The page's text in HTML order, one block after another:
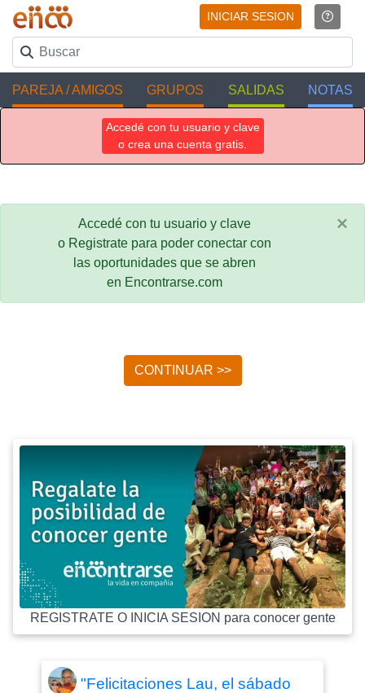
INICIAR SESION
PAREJA / AMIGOS GRUPOS SALIDAS NOTAS
Accedé con tu usuario y clave
o crea una cuenta gratis.
Accedé con tu usuario y clave
o Registrate para poder conectar con
las oportunidades que se abren
en Encontrarse.com
×
CONTINUAR >>
REGISTRATE O INICIA SESION para conocer gente
"Felicitaciones Lau, el sábado